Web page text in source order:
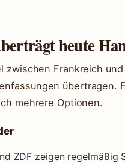
heute
zwischen Frankreich
übertragen.
mehrere Optionen.
ZDF zeigen regelmäßig